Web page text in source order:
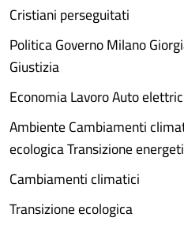
Cristiani perseguitati
Politica Governo Milano
Giustizia
Economia Lavoro Auto
Ambiente Cambiamenti
ecologica Transizione
Cambiamenti climatici
Transizione ecologica